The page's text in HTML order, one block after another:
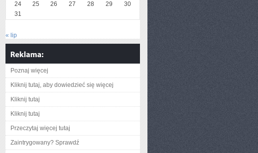
24
25 26 27 28 29
30
31
« lip
Poznaj więcej
Kliknij tutaj, aby dowiedzieć się więcej
Kliknij tutaj
Kliknij tutaj
Przeczytaj więcej tutaj
Zaintrygowany? Sprawdź